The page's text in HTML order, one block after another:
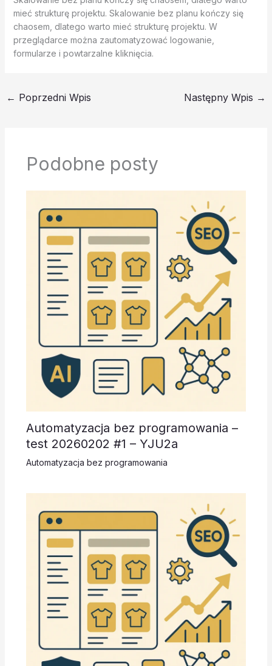
mieć strukturę projektu. Skalowanie bez planu kończy się
chaosem, dlatego warto mieć strukturę projektu. W
przeglądarce można zautomatyzować logowanie,
formularze i powtarzalne kliknięcia.
← Poprzedni Wpis Następny Wpis →
Podobne posty
Automatyzacja bez programowania –
test 20260202 #1 – YJU2a
Automatyzacja bez programowania